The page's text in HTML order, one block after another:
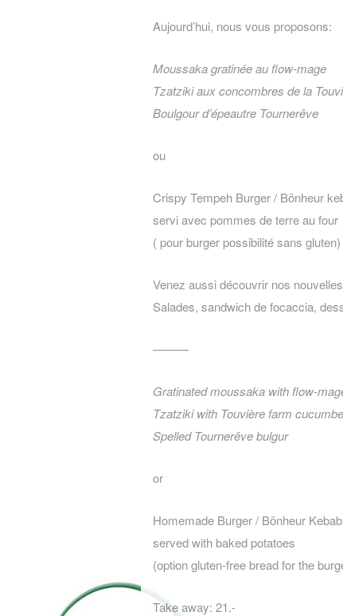
Aujourd’hui, nous vous proposons:
Moussaka gratinée au flow-mage
Tzatziki aux concombres de la
Boulgour d’épeautre Tournerêve
ou
Crispy Tempeh Burger / Bönheur
servi avec pommes de terre au four
( pour burger possibilité sans gluten)
Venez aussi découvrir nos
Salades, sandwich de focaccia,
———
Gratinated moussaka with flow-
Tzatziki with Touvière farm
Spelled Tournerêve bulgur
or
Homemade Burger / Bönheur Kebab
served with baked potatoes
(option gluten-free bread for the
Take away: 21.-